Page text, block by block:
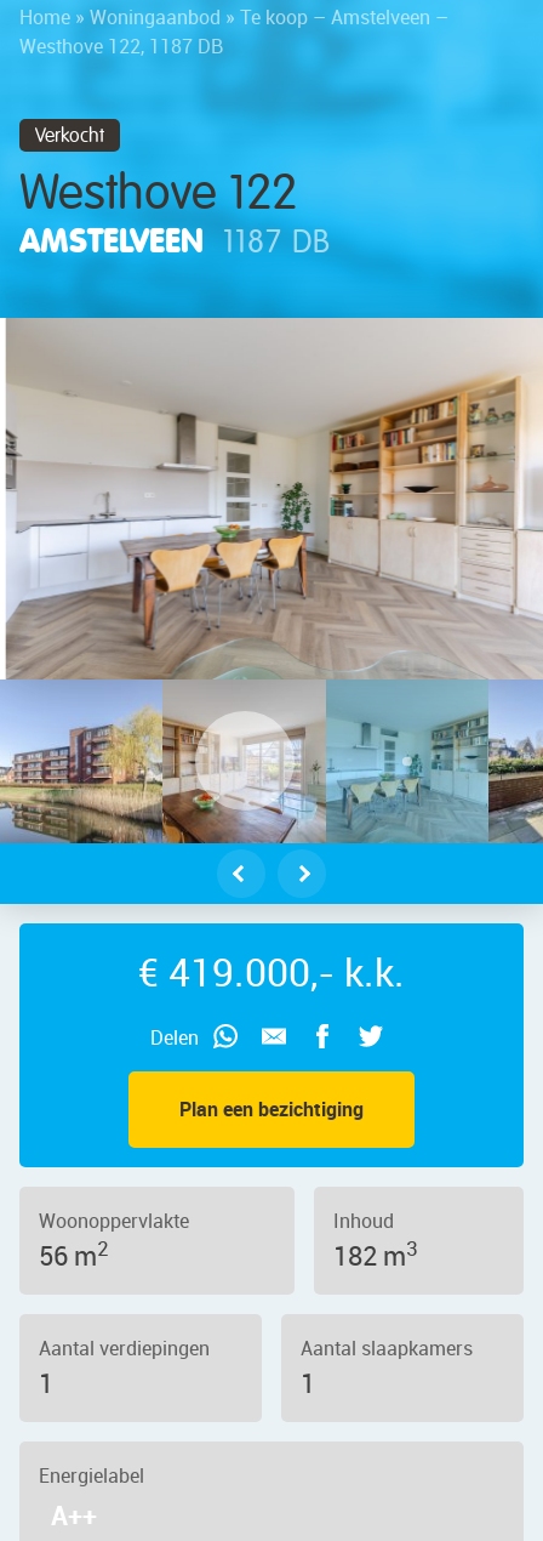
Home » Woningaanbod » Te koop – Amstelveen –
Westhove 122, 1187 DB
Verkocht
Westhove 122
AMSTELVEEN 1187 DB
– Westhove 122, 1187 DB –
Plan een bezichtiging
Delen
€ 419.000,- k.k.
Woonoppervlakte
56 m2
Inhoud
182 m3
Aantal verdiepingen
1
Aantal slaapkamers
1
Energielabel
A++